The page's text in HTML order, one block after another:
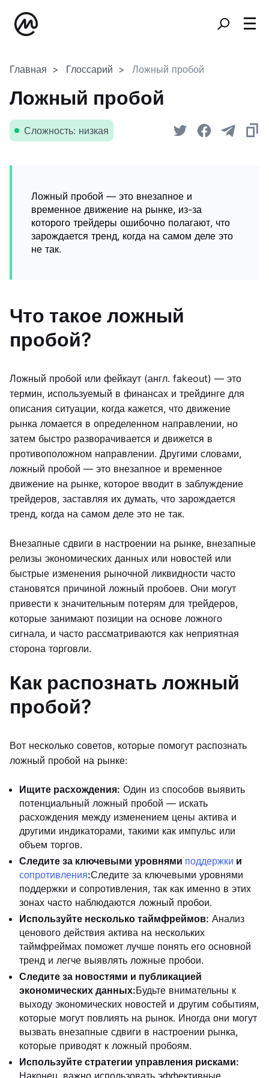
Главная Глоссарий Ложный пробой
Ложный пробой
Сложность: низкая
Ложный пробой — это внезапное и
временное движение на рынке, из-за
которого трейдеры ошибочно полагают, что
зарождается тренд, когда на самом деле это
не так.
Что такое ложный
пробой?
Ложный пробой или фейкаут (англ. fakeout) — это
термин, используемый в финансах и трейдинге для
описания ситуации, когда кажется, что движение
рынка ломается в определенном направлении, но
затем быстро разворачивается и движется в
противоположном направлении. Другими словами,
ложный пробой — это внезапное и временное
движение на рынке, которое вводит в заблуждение
трейдеров, заставляя их думать, что зарождается
тренд, когда на самом деле это не так.
Внезапные сдвиги в настроении на рынке, внезапные
релизы экономических данных или новостей или
быстрые изменения рыночной ликвидности часто
становятся причиной ложный пробоев. Они могут
привести к значительным потерям для трейдеров,
которые занимают позиции на основе ложного
сигнала, и часто рассматриваются как неприятная
сторона торговли.
Как распознать ложный
пробой?
Вот несколько советов, которые помогут распознать
ложный пробой на рынке:
Ищите расхождения: Один из способов выявить
потенциальный ложный пробой — искать
расхождения между изменением цены актива и
другими индикаторами, такими как импульс или
объем торгов.
Следите за ключевыми уровнями поддержки и
сопротивления:Следите за ключевыми уровнями
поддержки и сопротивления, так как именно в этих
зонах часто наблюдаются ложный пробои.
Используйте несколько таймфреймов: Анализ
ценового действия актива на нескольких
таймфреймах поможет лучше понять его основной
тренд и легче выявлять ложные пробои.
Следите за новостями и публикацией
экономических данных:Будьте внимательны к
выходу экономических новостей и другим событиям,
которые могут повлиять на рынок. Иногда они могут
вызвать внезапные сдвиги в настроении рынка,
которые приводят к ложный пробоям.
Используйте стратегии управления рисками:
Наконец, важно использовать эффективные